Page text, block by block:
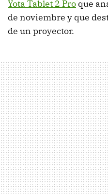
Yota Tablet 2 Pro que
de noviembre y que
de un proyector.